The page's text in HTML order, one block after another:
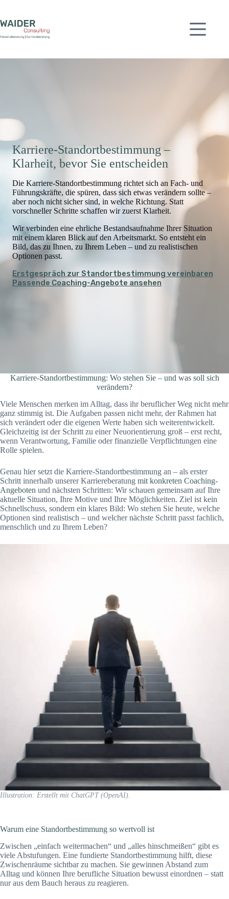
springen
Karriere-Standortbestimmung –
Klarheit, bevor Sie entscheiden
Die Karriere-Standortbestimmung richtet sich an Fach- und
Führungskräfte, die spüren, dass sich etwas verändern sollte –
aber noch nicht sicher sind, in welche Richtung. Statt
vorschneller Schritte schaffen wir zuerst Klarheit.
Wir verbinden eine ehrliche Bestandsaufnahme Ihrer Situation
mit einem klaren Blick auf den Arbeitsmarkt. So entsteht ein
Bild, das zu Ihnen, zu Ihrem Leben – und zu realistischen
Optionen passt.
Erstgespräch zur Standortbestimmung vereinbaren
Passende Coaching-Angebote ansehen
Karriere-Standortbestimmung: Wo stehen Sie – und was soll sich
verändern?
Viele Menschen merken im Alltag, dass ihr beruflicher Weg nicht mehr
ganz stimmig ist. Die Aufgaben passen nicht mehr, der Rahmen hat
sich verändert oder die eigenen Werte haben sich weiterentwickelt.
Gleichzeitig ist der Schritt zu einer Neuorientierung groß – erst recht,
wenn Verantwortung, Familie oder finanzielle Verpflichtungen eine
Rolle spielen.
Genau hier setzt die Karriere-Standortbestimmung an – als erster
Schritt innerhalb unserer Karriereberatung mit konkreten Coaching-
Angeboten und nächsten Schritten: Wir schauen gemeinsam auf Ihre
aktuelle Situation, Ihre Motive und Ihre Möglichkeiten. Ziel ist kein
Schnellschuss, sondern ein klares Bild: Wo stehen Sie heute, welche
Optionen sind realistisch – und welcher nächste Schritt passt fachlich,
menschlich und zu Ihrem Leben?
Illustration: Erstellt mit ChatGPT (OpenAI).
Warum eine Standortbestimmung so wertvoll ist
Zwischen „einfach weitermachen“ und „alles hinschmeißen“ gibt es
viele Abstufungen. Eine fundierte Standortbestimmung hilft, diese
Zwischenräume sichtbar zu machen. Sie gewinnen Abstand zum
Alltag und können Ihre berufliche Situation bewusst einordnen – statt
nur aus dem Bauch heraus zu reagieren.